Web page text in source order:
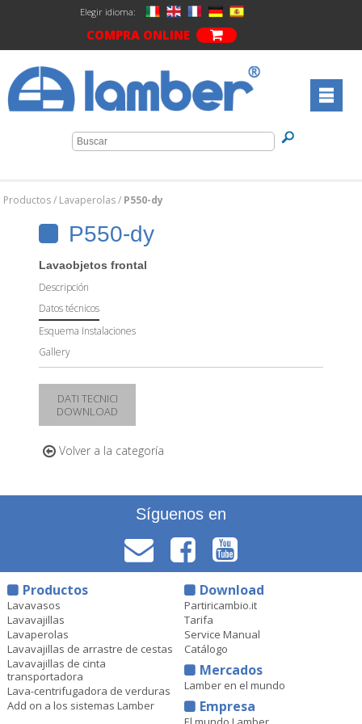
Elegir idioma:
COMPRA ONLINE
Productos/ Lavaperolas/ P550-dy
P550-dy
Lavaobjetos frontal
Descripción
Datos técnicos
Esquema Instalaciones
Gallery
DATI TECNICI
DOWNLOAD
Volver a la categoría
Síguenos en
Productos
Lavavasos
Lavavajillas
Lavaperolas
Lavavajillas de arrastre de cestas
Lavavajillas de cinta
transportadora
Lava-centrifugadora de verduras
Add on a los sistemas Lamber
Download
Partiricambio.it
Tarifa
Service Manual
Catálogo
Mercados
Lamber en el mundo
Empresa